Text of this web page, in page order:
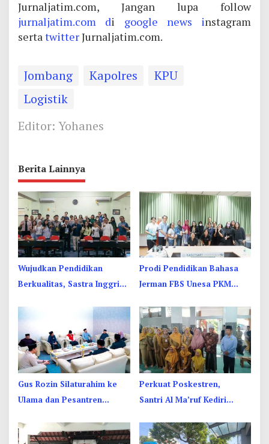
Jurnaljatim.com, Jangan lupa follow
jurnaljatim.com di google news instagram
sertatwitterJurnaljatim.com.
Jombang Kapolres
KPU
Logistik
Editor: Yohanes
Berita Lainnya
Wujudkan Pendidikan
Berkualitas, Sastra Inggris
Prodi Pendidikan Bahasa
Jerman FBS Unesa PKM
Budaya di Thailand
Gus Rozin Silaturahim ke
Ulama dan Pesantren
Ukhuwah
Perkuat Poskestren,
Santri Al Ma’ruf Kediri